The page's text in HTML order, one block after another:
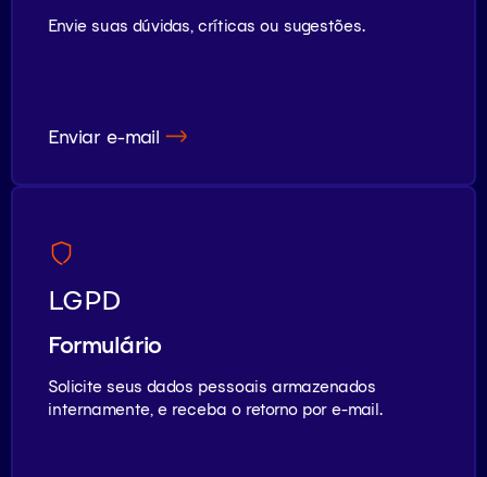
Envie suas dúvidas, críticas ou sugestões.
Enviar e-mail
LGPD
Formulário
Solicite seus dados pessoais armazenados
internamente, e receba o retorno por e-mail.